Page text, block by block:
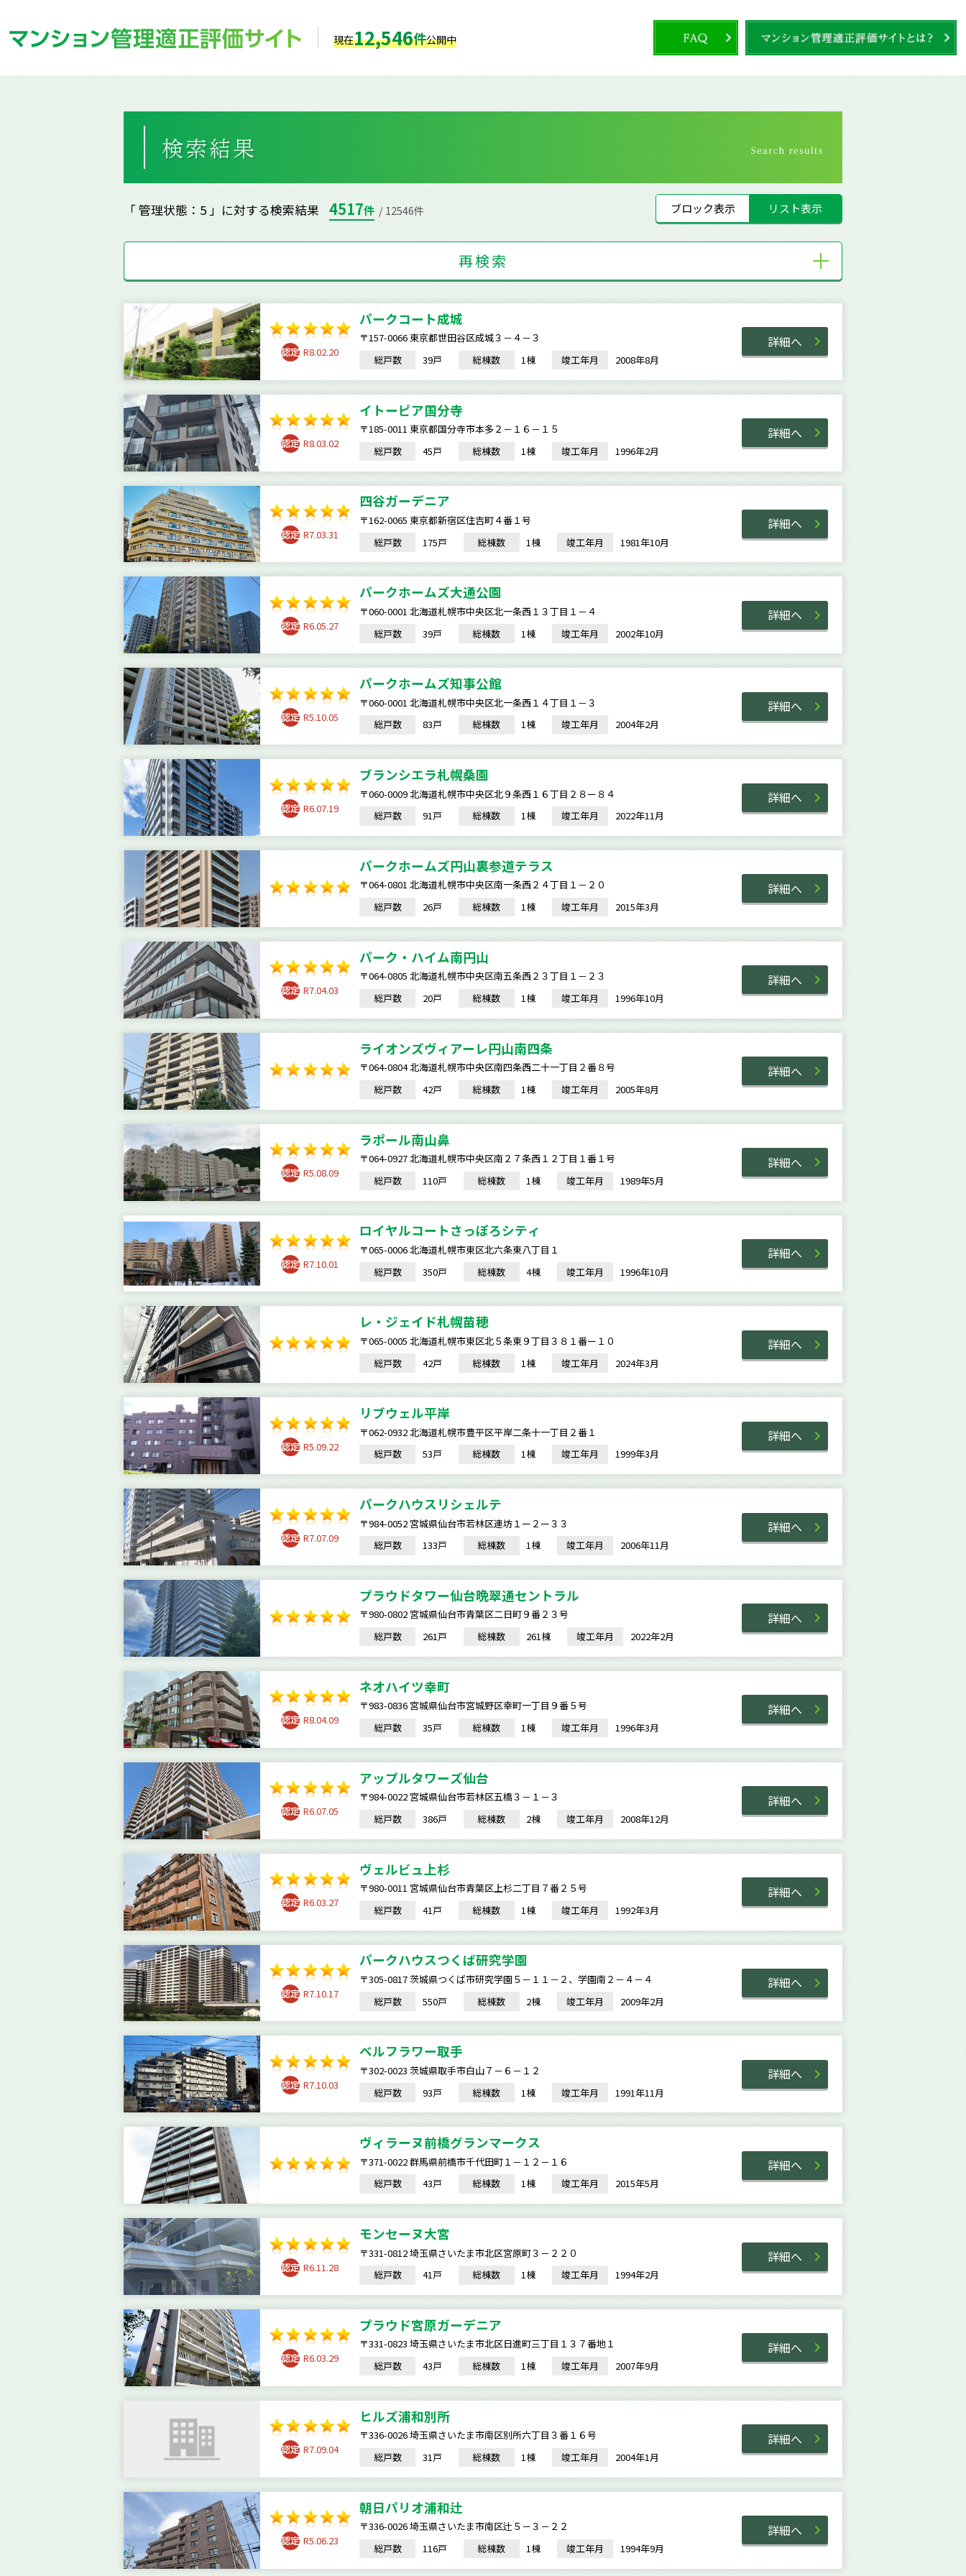
現在12,546件公開中
「 管理状態：5 」に対する検索結果 4517件 / 12546件 ブロック表示 リスト表示
再検索
R8.02.20
パークコート成城
〒157-0066 東京都世田谷区成城３－４－３
総戸数
39戸 総棟数 1棟 竣工年月 2008年8月
詳細へ
R8.03.02
イトーピア国分寺
〒185-0011 東京都国分寺市本多２－１６－１５
総戸数
45戸 総棟数 1棟 竣工年月 1996年2月
詳細へ
R7.03.31
四谷ガーデニア
〒162-0065 東京都新宿区住吉町４番１号
総戸数
175戸 総棟数 1棟 竣工年月 1981年10月
詳細へ
R6.05.27
パークホームズ大通公園
〒060-0001 北海道札幌市中央区北一条西１３丁目１－４
総戸数
39戸 総棟数 1棟 竣工年月 2002年10月
詳細へ
R5.10.05
パークホームズ知事公館
〒060-0001 北海道札幌市中央区北一条西１４丁目１－３
総戸数
83戸 総棟数 1棟 竣工年月 2004年2月
詳細へ
R6.07.19
ブランシエラ札幌桑園
〒060-0009 北海道札幌市中央区北９条西１６丁目２８ー８４
総戸数
91戸 総棟数 1棟 竣工年月 2022年11月
詳細へ
パークホームズ円山裏参道テラス
〒064-0801 北海道札幌市中央区南一条西２４丁目１－２０
総戸数
26戸 総棟数 1棟 竣工年月 2015年3月
詳細へ
R7.04.03
パーク・ハイム南円山
〒064-0805 北海道札幌市中央区南五条西２３丁目１－２３
総戸数
20戸 総棟数 1棟 竣工年月 1996年10月
詳細へ
ライオンズヴィアーレ円山南四条
〒064-0804 北海道札幌市中央区南四条西二十一丁目２番８号
総戸数
42戸 総棟数 1棟 竣工年月 2005年8月
詳細へ
R5.08.09
ラポール南山鼻
〒064-0927 北海道札幌市中央区南２７条西１２丁目１番１号
総戸数
110戸 総棟数 1棟 竣工年月 1989年5月
詳細へ
R7.10.01
ロイヤルコートさっぽろシティ
〒065-0006 北海道札幌市東区北六条東八丁目１
総戸数
350戸 総棟数 4棟 竣工年月 1996年10月
詳細へ
レ・ジェイド札幌苗穂
〒065-0005 北海道札幌市東区北５条東９丁目３８１番ー１０
総戸数
42戸 総棟数 1棟 竣工年月 2024年3月
詳細へ
R5.09.22
リブウェル平岸
〒062-0932 北海道札幌市豊平区平岸二条十一丁目２番１
総戸数
53戸 総棟数 1棟 竣工年月 1999年3月
詳細へ
R7.07.09
パークハウスリシェルテ
〒984-0052 宮城県仙台市若林区連坊１ー２ー３３
総戸数
133戸 総棟数 1棟 竣工年月 2006年11月
詳細へ
プラウドタワー仙台晩翠通セントラル
〒980-0802 宮城県仙台市青葉区二日町９番２３号
総戸数
261戸 総棟数 261棟 竣工年月 2022年2月
詳細へ
R8.04.09
ネオハイツ幸町
〒983-0836 宮城県仙台市宮城野区幸町一丁目９番５号
総戸数
35戸 総棟数 1棟 竣工年月 1996年3月
詳細へ
R6.07.05
アップルタワーズ仙台
〒984-0022 宮城県仙台市若林区五橋３－１－３
総戸数
386戸 総棟数 2棟 竣工年月 2008年12月
詳細へ
R6.03.27
ヴェルビュ上杉
〒980-0011 宮城県仙台市青葉区上杉二丁目７番２５号
総戸数
41戸 総棟数 1棟 竣工年月 1992年3月
詳細へ
R7.10.17
パークハウスつくば研究学園
〒305-0817 茨城県つくば市研究学園５－１１－２、学園南２－４－４
総戸数
550戸 総棟数 2棟 竣工年月 2009年2月
詳細へ
R7.10.03
ベルフラワー取手
〒302-0023 茨城県取手市白山７－６－１２
総戸数
93戸 総棟数 1棟 竣工年月 1991年11月
詳細へ
ヴィラーヌ前橋グランマークス
〒371-0022 群馬県前橋市千代田町１－１２－１６
総戸数
43戸 総棟数 1棟 竣工年月 2015年5月
詳細へ
R6.11.28
モンセーヌ大宮
〒331-0812 埼玉県さいたま市北区宮原町３－２２０
総戸数
41戸 総棟数 1棟 竣工年月 1994年2月
詳細へ
R6.03.29
プラウド宮原ガーデニア
〒331-0823 埼玉県さいたま市北区日進町三丁目１３７番地１
総戸数
43戸 総棟数 1棟 竣工年月 2007年9月
詳細へ
R7.09.04
ヒルズ浦和別所
〒336-0026 埼玉県さいたま市南区別所六丁目３番１６号
総戸数
31戸 総棟数 1棟 竣工年月 2004年1月
詳細へ
R5.06.23
朝日パリオ浦和辻
〒336-0026 埼玉県さいたま市南区辻５－３－２２
総戸数
116戸 総棟数 1棟 竣工年月 1994年9月
詳細へ